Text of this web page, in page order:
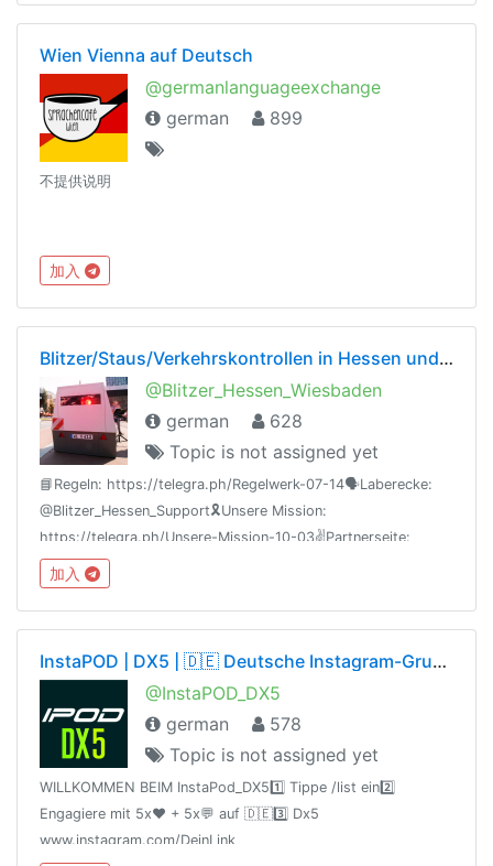
Wien Vienna auf Deutsch
@germanlanguageexchange
german
899
不提供说明
加入
Blitzer/Staus/Verkehrskontrollen in Hessen und Rheinlandpfalz
@Blitzer_Hessen_Wiesbaden
german
628
Topic is not assigned yet
📘Regeln: https://telegra.ph/Regelwerk-07-14🗣Laberecke:
@Blitzer_Hessen_Support🎗Unsere Mission:
https://telegra.ph/Unsere-Mission-10-03✌️Partnerseite:
https://t.me/joinchat/AJeUyEsQRwf98ZxBWLI3rg
加入
InstaPOD | DX5 | 🇩🇪 Deutsche Instagram-Gruppe L+C 🇩🇪
@InstaPOD_DX5
german
578
Topic is not assigned yet
WILLKOMMEN BEIM InstaPod_DX51️⃣ Tippe /list ein2️⃣
Engagiere mit 5x♥️ + 5x💬 auf 🇩🇪3️⃣ Dx5
www.instagram.com/DeinLink